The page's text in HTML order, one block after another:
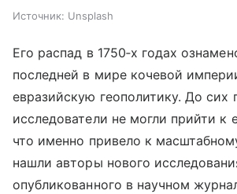
Источник: Unsplash
Его распад в 1750‑х годах
последней в мире кочевой
евразийскую геополитику. До сих
исследователи не могли прийти к
что именно привело к
нашли авторы нового
опубликованного в научном